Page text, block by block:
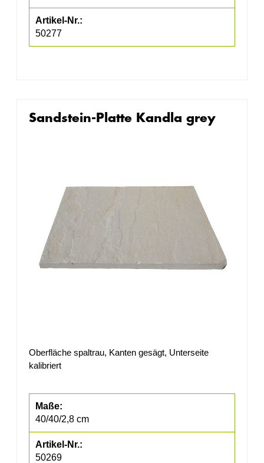
50277
Sandstein-Platte Kandla grey
Oberfläche spaltrau, Kanten gesägt, Unterseite
kalibriert
40/40/2,8 cm
50269